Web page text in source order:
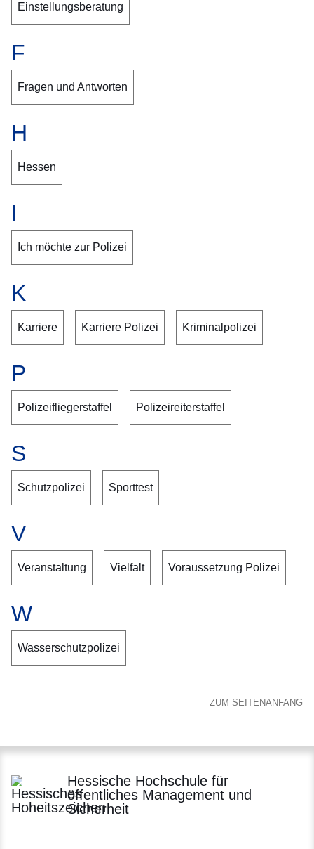
Einstellungsberatung
F
Fragen und Antworten
H
Hessen
I
Ich möchte zur Polizei
K
Karriere Karriere Polizei Kriminalpolizei
P
Polizeifliegerstaffel Polizeireiterstaffel
S
Schutzpolizei Sporttest
V
Veranstaltung Vielfalt Voraussetzung Polizei
W
Wasserschutzpolizei
ZUM SEITENANFANG
Hessische Hochschule für
öffentliches Management und
Sicherheit